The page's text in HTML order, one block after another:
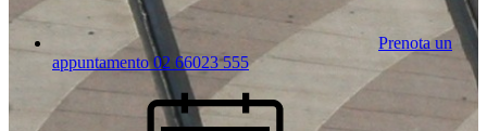
Prenota un
appuntamento 02 66023 555